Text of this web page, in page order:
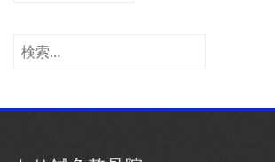
イ
検